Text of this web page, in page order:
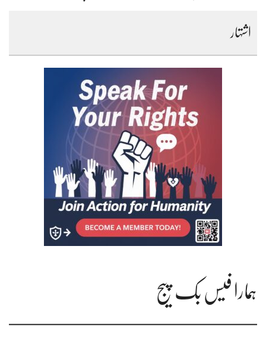
اشتہار
ہمارا فیس بک پیج